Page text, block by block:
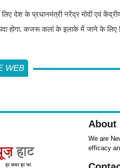
देश के प्रधानमंत्री नरेंद्र मोदी एवं
होगा. कजरू कलां के इलाके में जाने के
WEB
About
We are
efficacy